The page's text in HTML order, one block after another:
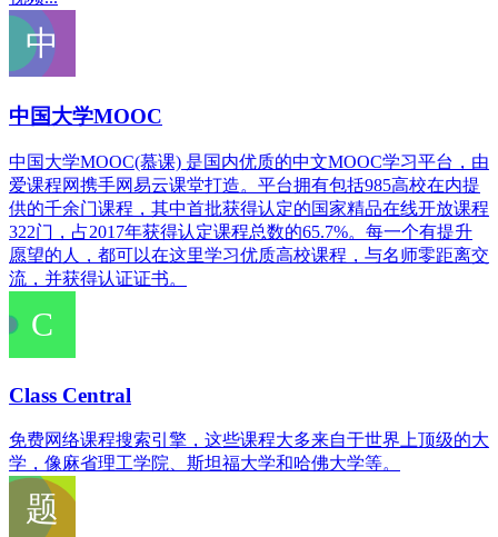
中国大学MOOC
中国大学MOOC(慕课) 是国内优质的中文MOOC学习平台，由
爱课程网携手网易云课堂打造。平台拥有包括985高校在内提
供的千余门课程，其中首批获得认定的国家精品在线开放课程
322门，占2017年获得认定课程总数的65.7%。每一个有提升
愿望的人，都可以在这里学习优质高校课程，与名师零距离交
流，并获得认证证书。
Class Central
免费网络课程搜索引擎，这些课程大多来自于世界上顶级的大
学，像麻省理工学院、斯坦福大学和哈佛大学等。